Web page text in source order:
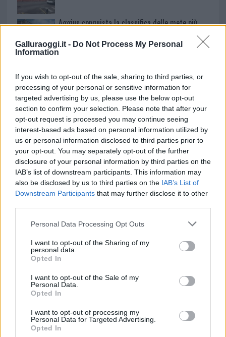
Galluraoggi.it - Do Not Process My Personal
Information
If you wish to opt-out of the sale, sharing to third parties, or
processing of your personal or sensitive information for
targeted advertising by us, please use the below opt-out
section to confirm your selection. Please note that after your
opt-out request is processed you may continue seeing
interest-based ads based on personal information utilized by
us or personal information disclosed to third parties prior to
your opt-out. You may separately opt-out of the further
disclosure of your personal information by third parties on the
IAB’s list of downstream participants. This information may
also be disclosed by us to third parties on the IAB’s List of
Downstream Participants that may further disclose it to other
Please note that this website/app uses one or more Google
not limited to your visit or usage behaviour. You may click to
grant or deny consent to Google and its third-party tags to
use your data for below specified purposes in below Google
consent section.
Personal Data Processing Opt Outs
I want to opt-out of the Sharing of my
personal data.
Opted In
I want to opt-out of the Sale of my
Personal Data.
Opted In
I want to opt-out of processing my
Personal Data for Targeted Advertising.
Opted In
Aggius conquista la classifica delle mete più
provvisorio a La Maddalena
Allarme truffe a Berchidda, falsi incaricati
bussano alle porte
Notre-Dame de Paris conquista Olbia, la prima
al Molo Brin è un successo
NECROLOGIE
Mario Malu